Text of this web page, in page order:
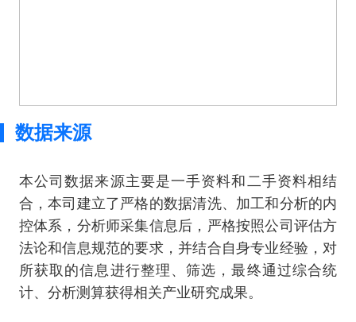
数据来源
本公司数据来源主要是一手资料和二手资料相结
合，本司建立了严格的数据清洗、加工和分析的内
控体系，分析师采集信息后，严格按照公司评估方
法论和信息规范的要求，并结合自身专业经验，对
所获取的信息进行整理、筛选，最终通过综合统
计、分析测算获得相关产业研究成果。